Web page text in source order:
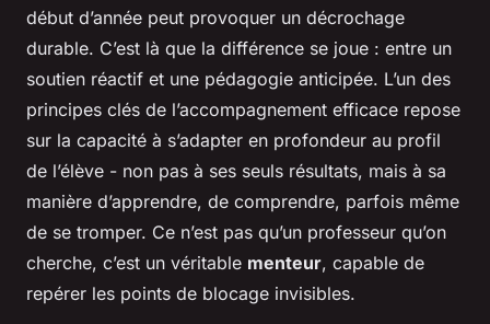
début d’année peut provoquer un décrochage
durable. C’est là que la différence se joue : entre un
soutien réactif et une pédagogie anticipée. L’un des
principes clés de l’accompagnement efficace repose
sur la capacité à s’adapter en profondeur au profil
de l’élève - non pas à ses seuls résultats, mais à sa
manière d’apprendre, de comprendre, parfois même
de se tromper. Ce n’est pas qu’un professeur qu’on
cherche, c’est un véritable menteur, capable de
repérer les points de blocage invisibles.